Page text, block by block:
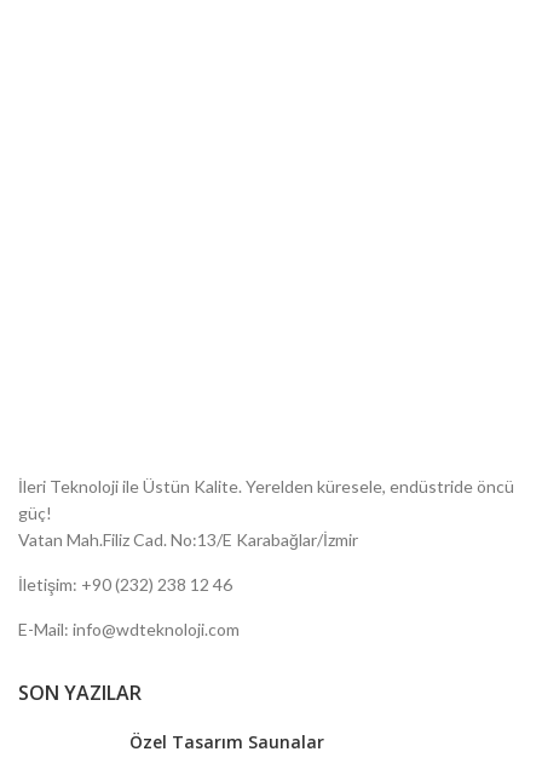
İleri Teknoloji ile Üstün Kalite. Yerelden küresele, endüstride öncü
güç!
Vatan Mah.Filiz Cad. No:13/E Karabağlar/İzmir
İletişim: +90 (232) 238 12 46
E-Mail: info@wdteknoloji.com
SON YAZILAR
Özel Tasarım Saunalar